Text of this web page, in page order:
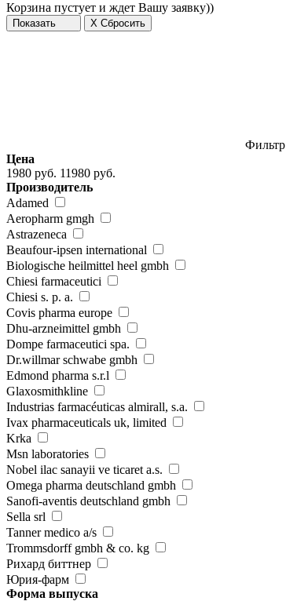
Корзина пустует и ждет Вашу заявку))
Показать X Сбросить
Фильтр
Цена
1980 руб. 11980 руб.
Производитель
Adamed
Aeropharm gmgh
Astrazeneca
Beaufour-ipsen international
Biologische heilmittel heel gmbh
Chiesi farmaceutici
Chiesi s. p. a.
Covis pharma europe
Dhu-arzneimittel gmbh
Dompe farmaceutici spa.
Dr.willmar schwabe gmbh
Edmond pharma s.r.l
Glaxosmithkline
Industrias farmacéuticas almirall, s.a.
Ivax pharmaceuticals uk, limited
Krka
Msn laboratories
Nobel ilac sanayii ve ticaret a.s.
Omega pharma deutschland gmbh
Sanofi-aventis deutschland gmbh
Sella srl
Tanner medico a/s
Trommsdorff gmbh & co. kg
Рихард биттнер
Юрия-фарм
Форма выпуска